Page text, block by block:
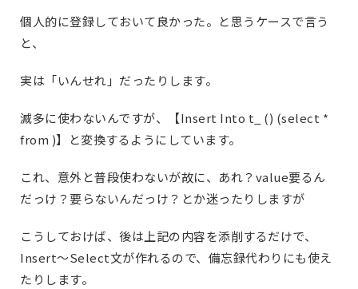
個人的に登録しておいて良かった。と思うケースで言う
と、
実は「いんせれ」だったりします。
滅多に使わないんですが、【Insert Into t_ () (select *
from )】と変換するようにしています。
これ、意外と普段使わないが故に、あれ？value要るん
だっけ？要らないんだっけ？とか迷ったりしますが
こうしておけば、後は上記の内容を添削するだけで、
Insert～Select文が作れるので、備忘録代わりにも使え
たりします。